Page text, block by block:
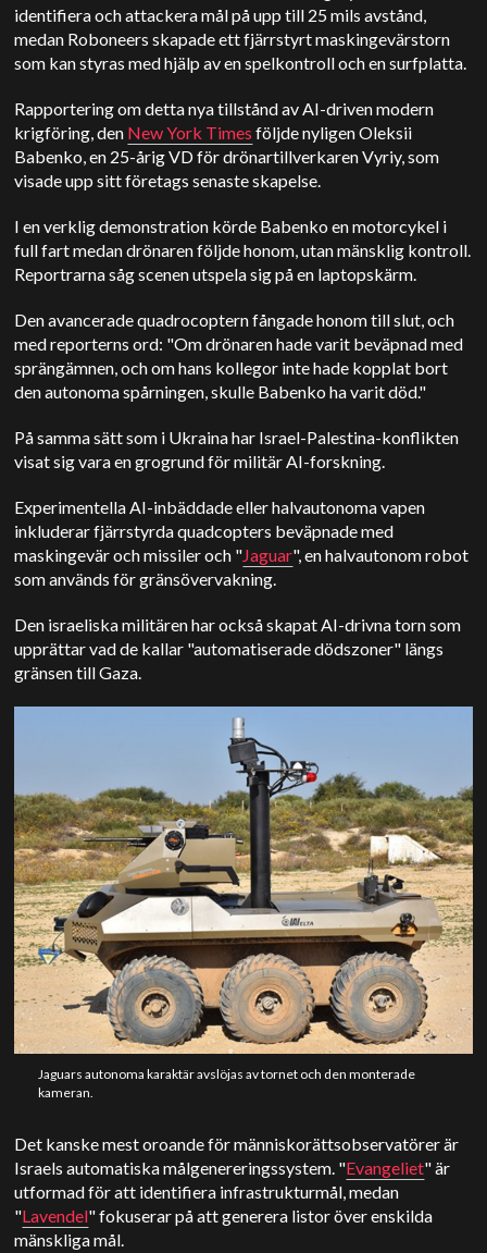
identifiera och attackera mål på upp till 25 mils avstånd,
medan Roboneers skapade ett fjärrstyrt maskingevärstorn
som kan styras med hjälp av en spelkontroll och en surfplatta.
Rapportering om detta nya tillstånd av AI-driven modern
krigföring, den New York Times följde nyligen Oleksii
Babenko, en 25-årig VD för drönartillverkaren Vyriy, som
visade upp sitt företags senaste skapelse.
I en verklig demonstration körde Babenko en motorcykel i
full fart medan drönaren följde honom, utan mänsklig kontroll.
Reportrarna såg scenen utspela sig på en laptopskärm.
Den avancerade quadrocoptern fångade honom till slut, och
med reporterns ord: "Om drönaren hade varit beväpnad med
sprängämnen, och om hans kollegor inte hade kopplat bort
den autonoma spårningen, skulle Babenko ha varit död."
På samma sätt som i Ukraina har Israel-Palestina-konflikten
visat sig vara en grogrund för militär AI-forskning.
Experimentella AI-inbäddade eller halvautonoma vapen
inkluderar fjärrstyrda quadcopters beväpnade med
maskingevär och missiler och "Jaguar", en halvautonom robot
som används för gränsövervakning.
Den israeliska militären har också skapat AI-drivna torn som
upprättar vad de kallar "automatiserade dödszoner" längs
gränsen till Gaza.
Jaguars autonoma karaktär avslöjas av tornet och den monterade
kameran.
Det kanske mest oroande för människorättsobservatörer är
Israels automatiska målgenereringssystem. "Evangeliet" är
utformad för att identifiera infrastrukturmål, medan
"Lavendel" fokuserar på att generera listor över enskilda
mänskliga mål.